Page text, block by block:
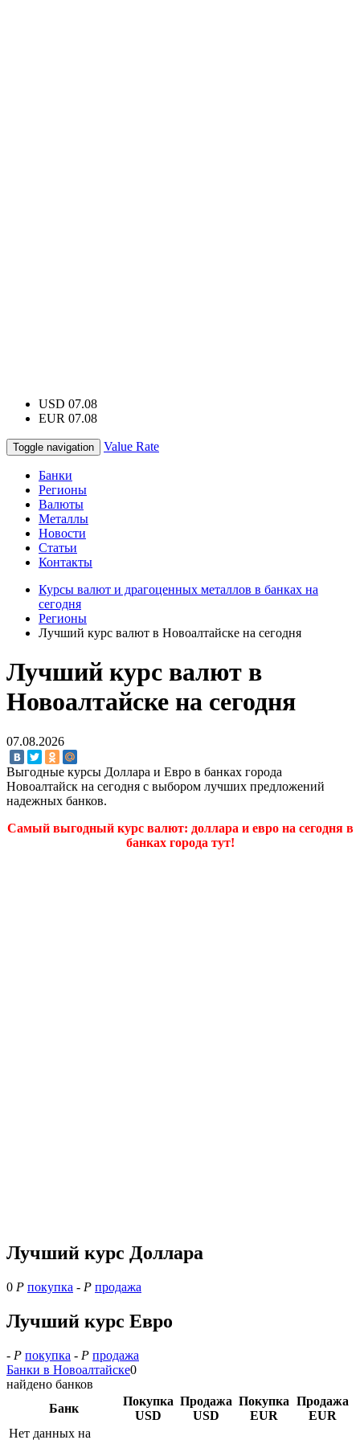
USD 07.08
EUR 07.08
Toggle navigation Value Rate
Банки
Регионы
Валюты
Металлы
Новости
Статьи
Контакты
Курсы валют и драгоценных металлов в банках на
сегодня
Регионы
Лучший курс валют в Новоалтайске на сегодня
Лучший курс валют в
Новоалтайске на сегодня
07.08.2026
Выгодные курсы Доллара и Евро в банках города
Новоалтайск на сегодня с выбором лучших предложений
надежных банков.
Самый выгодный курс валют: доллара и евро на сегодня в
банках города тут!
Лучший курс Доллара
0 Р покупка - Р продажа
Лучший курс Евро
- Р покупка - Р продажа
Банки в Новоалтайске0
найдено банков
Банк
Покупка
USD
Продажа
USD
Покупка
EUR
Продажа
EUR
Нет данных на